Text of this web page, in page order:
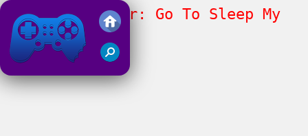
Friv
Nina The Killer: Go To Sleep My
Prince